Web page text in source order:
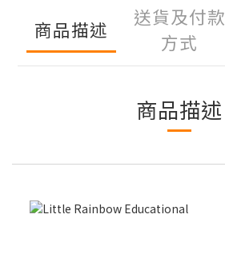
商品描述
送貨及付款
方式
商品描述